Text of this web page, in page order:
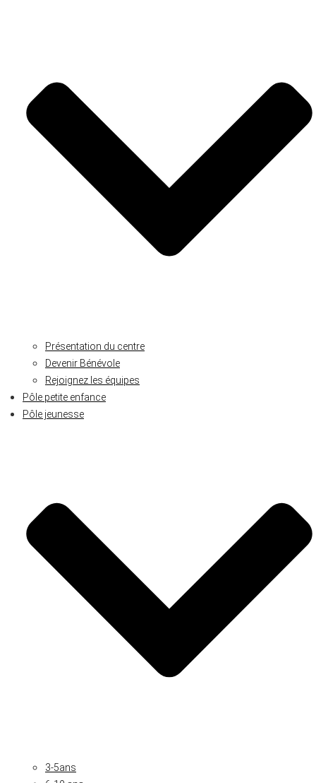
Présentation du centre
Devenir Bénévole
Rejoignez les équipes
Pôle petite enfance
Pôle jeunesse
3-5ans